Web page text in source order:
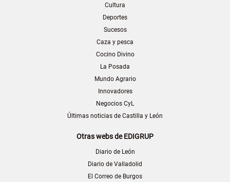
Cultura
Deportes
Sucesos
Caza y pesca
Cocino Divino
La Posada
Mundo Agrario
Innovadores
Negocios CyL
Últimas noticias de Castilla y León
Otras webs de EDIGRUP
Diario de León
Diario de Valladolid
El Correo de Burgos